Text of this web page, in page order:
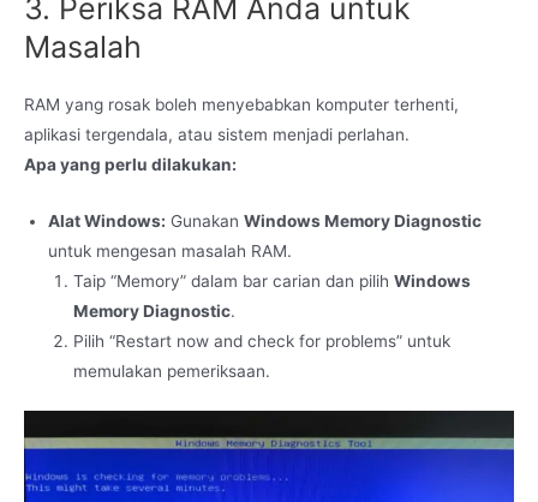
3. Periksa RAM Anda untuk
Masalah
RAM yang rosak boleh menyebabkan komputer terhenti,
aplikasi tergendala, atau sistem menjadi perlahan.
Apa yang perlu dilakukan:
Alat Windows: Gunakan Windows Memory Diagnostic
untuk mengesan masalah RAM.
Taip “Memory” dalam bar carian dan pilih Windows
Memory Diagnostic.
Pilih “Restart now and check for problems” untuk
memulakan pemeriksaan.